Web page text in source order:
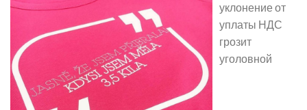
уклонение от
уплаты НДС
грозит
уголовной